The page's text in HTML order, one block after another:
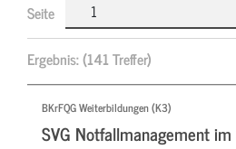
Seite
Ergebnis:(141 Treffer)
BKrFQG Weiterbildungen (K3)
SVG Notfallmanagement